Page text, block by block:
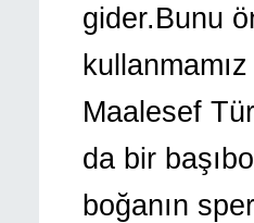
gider.Bunu
Maalesef
da bir
boğanın